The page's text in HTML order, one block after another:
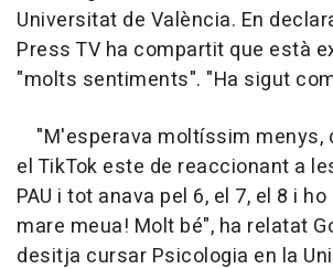
Universitat de València. En
Press TV ha compartit que està
"molts sentiments". "Ha sigut
"M'esperava moltíssim menys,
el TikTok este de reaccionant a
PAU i tot anava pel 6, el 7, el 8 i
mare meua! Molt bé", ha relatat
desitja cursar Psicologia en la